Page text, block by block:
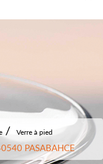
Verre à pied
PASABAHCE